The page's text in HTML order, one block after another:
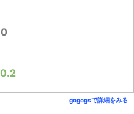
gogogsで詳細をみる